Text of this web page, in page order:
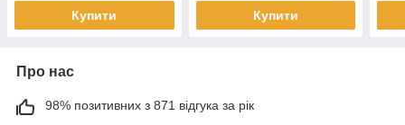
Купити Купити
Про нас
98% позитивних з 871 відгука за рік